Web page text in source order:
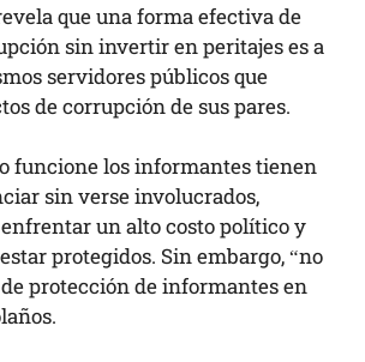
que una forma efectiva de
sin invertir en peritajes es a
servidores públicos que
de corrupción de sus pares.
funcione los informantes tienen
sin verse involucrados,
un alto costo político y
protegidos. Sin embargo, “no
protección de informantes en